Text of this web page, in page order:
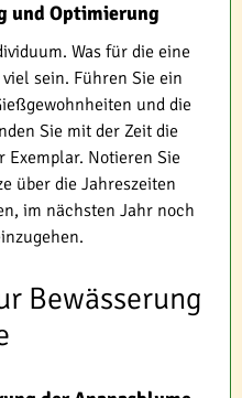
und Optimierung
Was für die eine
sein. Führen Sie ein
und die
Sie mit der Zeit die
Notieren Sie
über die Jahreszeiten
im nächsten Jahr noch
Bewässerung